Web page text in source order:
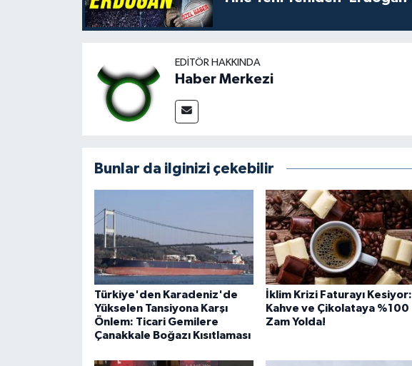
EDITÖR HAKKINDA
Haber Merkezi
Bunlar da ilginizi çekebilir
Türkiye'den Karadeniz'de
Yükselen Tansiyona Karşı
Önlem: Ticari Gemilere
Çanakkale Boğazı Kısıtlaması
İklim Krizi Faturayı Kesiyor:
Kahve ve Çikolataya %100
Zam Yolda!